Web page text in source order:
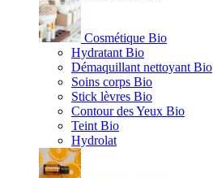
Cosmétique Bio
Hydratant Bio
Démaquillant nettoyant Bio
Soins corps Bio
Stick lèvres Bio
Contour des Yeux Bio
Teint Bio
Hydrolat